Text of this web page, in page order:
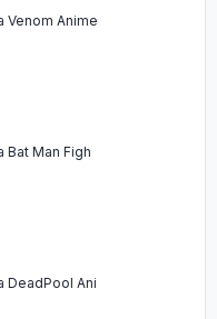
Venom Anime
Bat Man Figh
DeadPool Ani